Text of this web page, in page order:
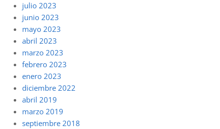
julio 2023
junio 2023
mayo 2023
abril 2023
marzo 2023
febrero 2023
enero 2023
diciembre 2022
abril 2019
marzo 2019
septiembre 2018